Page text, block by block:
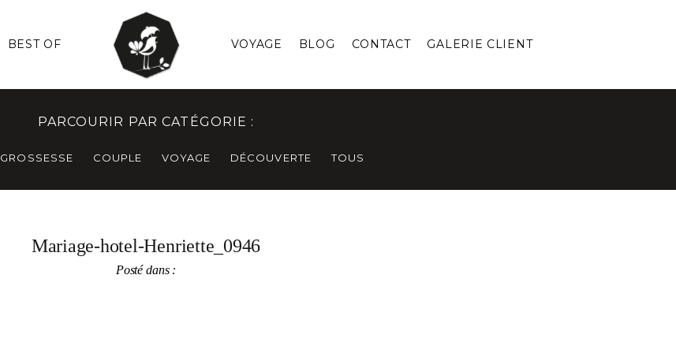
BEST OF VOYAGE BLOG CONTACT GALERIE CLIENT
PARCOURIR PAR CATÉGORIE :
GROSSESSE COUPLE VOYAGE DÉCOUVERTE TOUS
Mariage-hotel-Henriette_0946
Posté dans :